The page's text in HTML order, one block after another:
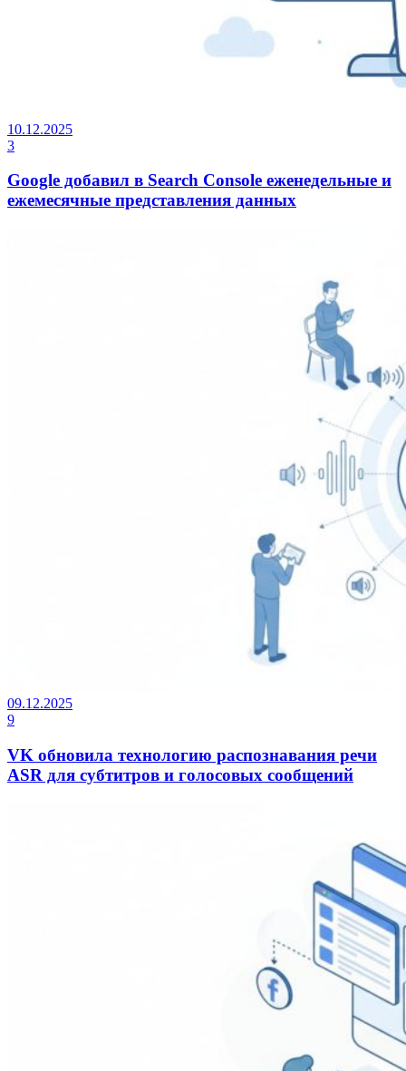
10.12.2025
3
Google добавил в Search Console еженедельные и
ежемесячные представления данных
09.12.2025
9
VK обновила технологию распознавания речи
ASR для субтитров и голосовых сообщений